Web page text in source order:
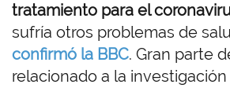
tratamiento para el
sufría otros problemas de
confirmó la BBC. Gran parte
relacionado a la